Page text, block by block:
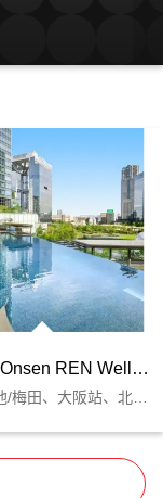
Umekita Onsen REN Wellbeing Park